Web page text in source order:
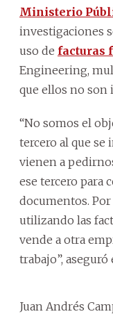
Ministerio
investigaciones
uso de facturas
Engineering,
que ellos no son
“No somos el
tercero al que se
vienen a
ese tercero para
documentos.
utilizando las
vende a otra
trabajo”,
Juan Andrés